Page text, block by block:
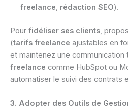
freelance, rédaction SEO).
Pour fidéliser ses clients,
(tarifs freelance ajustables en
et maintenez une communication
freelance comme HubSpot ou
automatiser le suivi des contrats
3. Adopter des Outils de